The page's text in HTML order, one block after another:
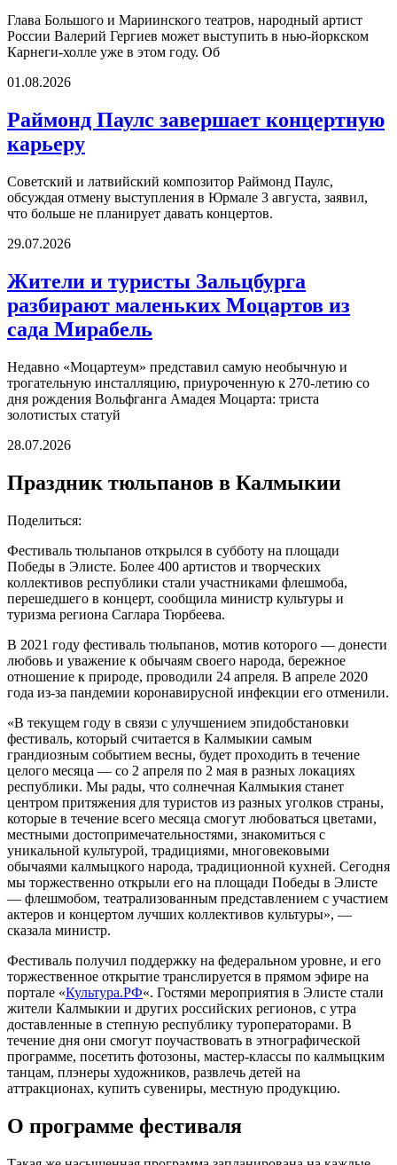
Глава Большого и Мариинского театров, народный артист
России Валерий Гергиев может выступить в нью-йоркском
Карнеги-холле уже в этом году. Об
01.08.2026
Раймонд Паулс завершает концертную
карьеру
Советский и латвийский композитор Раймонд Паулс,
обсуждая отмену выступления в Юрмале 3 августа, заявил,
что больше не планирует давать концертов.
29.07.2026
Жители и туристы Зальцбурга
разбирают маленьких Моцартов из
сада Мирабель
Недавно «Моцартеум» представил самую необычную и
трогательную инсталляцию, приуроченную к 270-летию со
дня рождения Вольфганга Амадея Моцарта: триста
золотистых статуй
28.07.2026
Праздник тюльпанов в Калмыкии
Поделиться:
Фестиваль тюльпанов открылся в субботу на площади
Победы в Элисте. Более 400 артистов и творческих
коллективов республики стали участниками флешмоба,
перешедшего в концерт, сообщила министр культуры и
туризма региона Саглара Тюрбеева.
В 2021 году фестиваль тюльпанов, мотив которого — донести
любовь и уважение к обычаям своего народа, бережное
отношение к природе, проводили 24 апреля. В апреле 2020
года из-за пандемии коронавирусной инфекции его отменили.
«В текущем году в связи с улучшением эпидобстановки
фестиваль, который считается в Калмыкии самым
грандиозным событием весны, будет проходить в течение
целого месяца — со 2 апреля по 2 мая в разных локациях
республики. Мы рады, что солнечная Калмыкия станет
центром притяжения для туристов из разных уголков страны,
которые в течение всего месяца смогут любоваться цветами,
местными достопримечательностями, знакомиться с
уникальной культурой, традициями, многовековыми
обычаями калмыцкого народа, традиционной кухней. Сегодня
мы торжественно открыли его на площади Победы в Элисте
— флешмобом, театрализованным представлением с участием
актеров и концертом лучших коллективов культуры», —
сказала министр.
Фестиваль получил поддержку на федеральном уровне, и его
торжественное открытие транслируется в прямом эфире на
портале «Культура.РФ«. Гостями мероприятия в Элисте стали
жители Калмыкии и других российских регионов, с утра
доставленные в степную республику туроператорами. В
течение дня они смогут поучаствовать в этнографической
программе, посетить фотозоны, мастер-классы по калмыцким
танцам, плэнеры художников, развлечь детей на
аттракционах, купить сувениры, местную продукцию.
О программе фестиваля